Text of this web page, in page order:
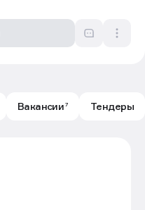
Вакансии 7 Тендеры